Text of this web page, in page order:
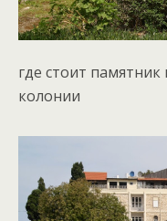
где стоит
колонии